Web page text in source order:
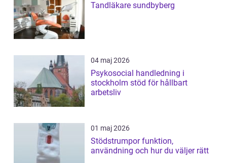
Tandläkare sundbyberg
04 maj 2026
Psykosocial handledning i
stockholm stöd för hållbart
arbetsliv
01 maj 2026
Stödstrumpor funktion,
användning och hur du väljer rätt